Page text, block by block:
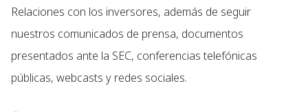
Relaciones con los inversores, además de seguir
nuestros comunicados de prensa, documentos
presentados ante la SEC, conferencias telefónicas
públicas, webcasts y redes sociales.